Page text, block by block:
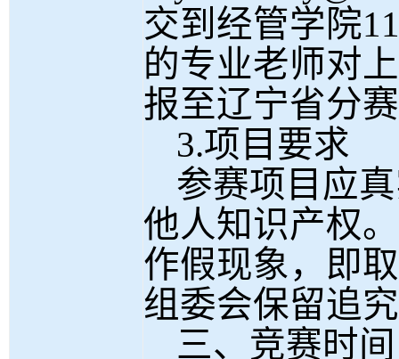
交到经管学院
的专业老师对
报至辽宁省分
3.项目要求
参赛项目应
他人知识产权
作假现象，即
组委会保留追
三、竞赛时间